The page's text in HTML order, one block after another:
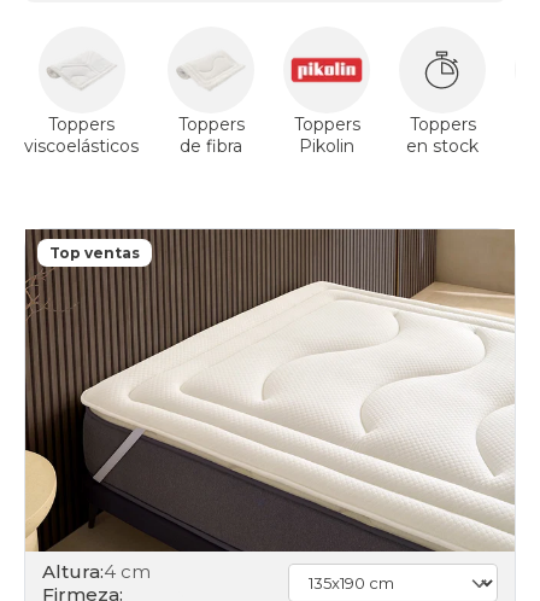
Toppers
viscoelásticos
Toppers
de fibra
Toppers
Pikolin
Toppers
en stock
Top ventas
Altura:4 cm
Firmeza: